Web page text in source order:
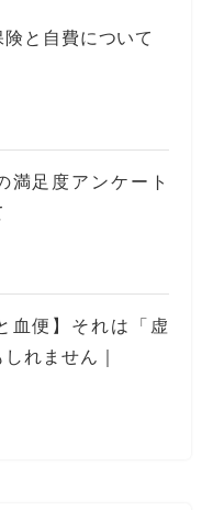
と自費について
満足度アンケート
血便】それは「虚
れません｜